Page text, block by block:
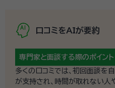
口コミをAIが要約
専門家と面談する際のポイン
多くの口コミでは、初回面談を
が支持され、時間が取れない